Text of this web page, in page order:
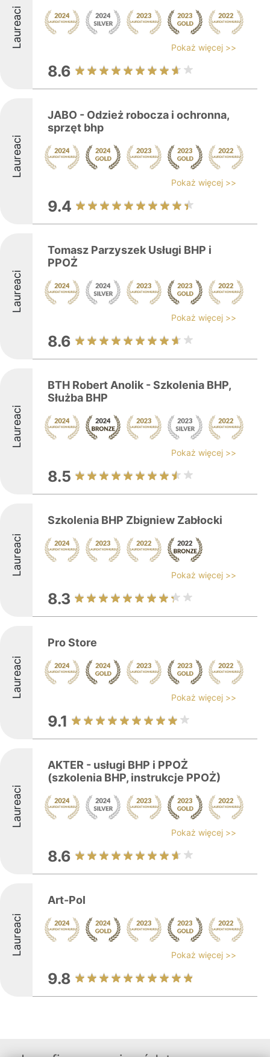
Laureaci Pokaż więcej >>
8.6
Laureaci
JABO - Odzież robocza i ochronna,
sprzęt bhp
Pokaż więcej >>
9.4
Laureaci
Tomasz Parzyszek Usługi BHP i
PPOŻ
Pokaż więcej >>
8.6
Laureaci
BTH Robert Anolik - Szkolenia BHP,
Służba BHP
Pokaż więcej >>
8.5
Laureaci
Szkolenia BHP Zbigniew Zabłocki
Pokaż więcej >>
8.3
Laureaci
Pro Store
Pokaż więcej >>
9.1
Laureaci
AKTER - usługi BHP i PPOŻ
(szkolenia BHP, instrukcje PPOŻ)
Pokaż więcej >>
8.6
Laureaci
Art-Pol
Pokaż więcej >>
9.8